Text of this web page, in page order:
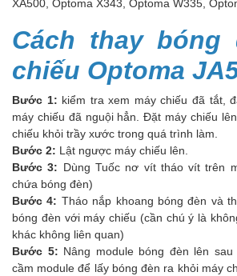
XA500, Optoma X343, Optoma W335,
Cách thay bóng
chiếu Optoma
Bước 1: kiểm tra xem máy chiếu đã tắt,
máy chiếu đã nguội hẳn. Đặt máy chiếu
chiếu khỏi trầy xước trong quá trình làm.
Bước 2: Lật ngược máy chiếu lên.
Bước 3: Dùng Tuốc nơ vít tháo vít trên
chứa bóng đèn)
Bước 4: Tháo nắp khoang bóng đèn và
bóng đèn với máy chiếu (cần chú ý là
khác không liên quan)
Bước 5: Nâng module bóng đèn lên
cầm module để lấy bóng đèn ra khỏi máy